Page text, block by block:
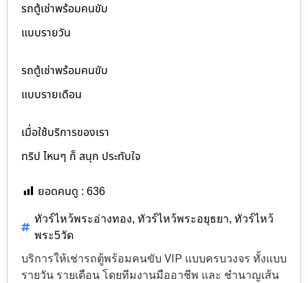
รถตู้เช่าพร้อมคนขับ
แบบรายวัน
รถตู้เช่าพร้อมคนขับ
แบบรายเดือน
เมื่อใช้บริการของเรา
ทริป ไหนๆ ก็ สนุก ประทับใจ
ยอดคนดู : 636
ทัวร์ไหว้พระอ่างทอง, ทัวร์ไหว้พระอยุธยา, ทัวร์ไหว้
พระ5วัด
บริการให้เช่ารถตู้พร้อมคนขับ VIP แบบครบวงจร ทั้งแบบ
รายวัน รายเดือน โดยทีมงานมืออาชีพ และ ชำนาญเส้น